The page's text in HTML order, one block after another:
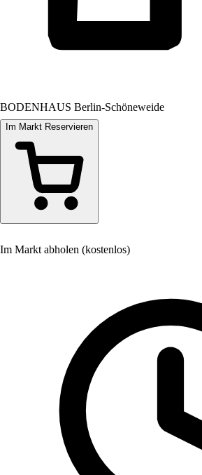
BODENHAUS Berlin-Schöneweide
Im Markt Reservieren
Im Markt abholen (kostenlos)